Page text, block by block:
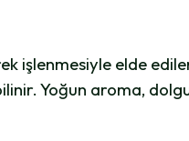
işlenmesiyle elde
Yoğun aroma,